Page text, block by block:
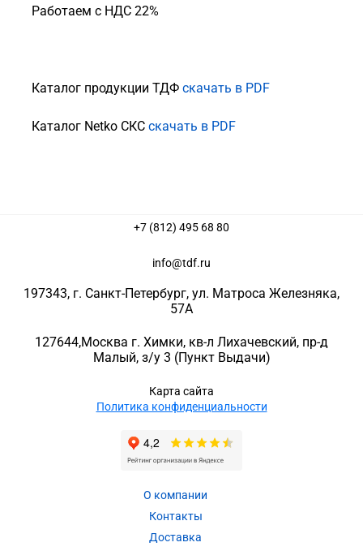
Работаем с НДС 22%
Каталог продукции ТДФ скачать в PDF
Каталог Netko СКС скачать в PDF
+7 (812) 495 68 80
info@tdf.ru
197343, г. Санкт-Петербург, ул. Матроса Железняка,
57A
127644,Москва г. Химки, кв-л Лихачевский, пр-д
Малый, з/у 3 (Пункт Выдачи)
Карта сайта
Политика конфиденциальности
О компании
Контакты
Доставка